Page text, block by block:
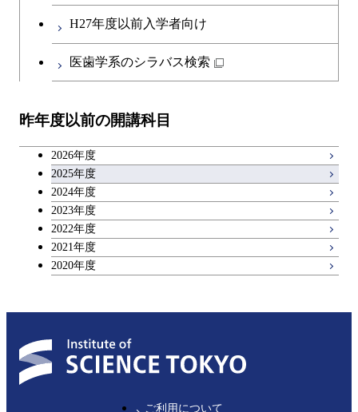
H27年度以前入学者向け
医歯学系のシラバス検索
昨年度以前の開講科目
2026年度
2025年度
2024年度
2023年度
2022年度
2021年度
2020年度
ご利用について